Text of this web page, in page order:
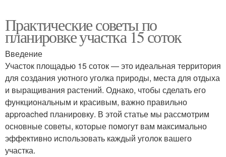
Практические советы по
планировке участка 15 соток
Введение
Участок площадью 15 соток — это идеальная территория
для создания уютного уголка природы, места для отдыха
и выращивания растений. Однако, чтобы сделать его
функциональным и красивым, важно правильно
approached планировку. В этой статье мы рассмотрим
основные советы, которые помогут вам максимально
эффективно использовать каждый уголок вашего
участка.